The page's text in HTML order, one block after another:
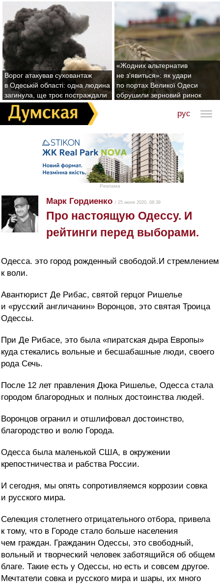
Ворог атакував суховантаж
в Одеській області: одна людина
загинула, ще троє постраждали
«Жодних альтернатив
не з'явиться»: як удари
по портах Великої Одеси
обрушили зерновий ринок
рус
Реклама
Марк Гордиенко / 25 июня 2020, 08:39
Про настоящую Одессу. И
рейтинги перед выборами.
Одесса. это город рожденный свободой.И стремлением
к воли.
Авантюрист Де Рибас, святой герцог Ришелье
и «русский англичанин» Воронцов, это святая Троица
Одессы.
При Де Рибасе, это была «пиратская дыра Европы»
куда стекались вольные и бесшабашные люди, своего
рода Сечь.
После 12 лет правления Дюка Ришелье, Одесса стала
городом благородных и полных достоинства людей.
Воронцов огранил и отшлифовал достоинство,
благородство и волю Города.
Одесса была маленькой США, в окружении
крепостничества и рабства России.
И сегодня, мы опять сопротивляемся коррозии совка
и русского мира.
Селекция столетнего отрицательного отбора, привела
к тому, что в Городе стало больше населения
чем граждан. Гражданин Одессы, это свободный,
вольный и творческий человек заботящийся об общем
благе. Такие есть у Одессы, но есть и совсем другое.
Мечтатели совка и русского мира и шары, их много